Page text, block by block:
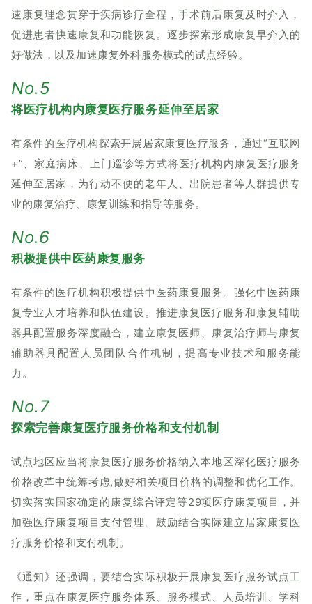
速康复理念贯穿于疾病诊疗全程，手术前后康复及时介入，
促进患者快速康复和功能恢复。逐步探索形成康复早介入的
好做法，以及加速康复外科服务模式的试点经验。
No.5
将医疗机构内康复医疗服务延伸至居家
有条件的医疗机构探索开展居家康复医疗服务，通过“互联网
+”、家庭病床、上门巡诊等方式将医疗机构内康复医疗服务
延伸至居家，为行动不便的老年人、出院患者等人群提供专
业的康复治疗、康复训练和指导等服务。
No.6
积极提供中医药康复服务
有条件的医疗机构积极提供中医药康复服务。强化中医药康
复专业人才培养和队伍建设。推进康复医疗服务和康复辅助
器具配置服务深度融合，建立康复医师、康复治疗师与康复
辅助器具配置人员团队合作机制，提高专业技术和服务能
力。
No.7
探索完善康复医疗服务价格和支付机制
试点地区应当将康复医疗服务价格纳入本地区深化医疗服务
价格改革中统筹考虑,做好相关项目价格的调整和优化工作。
切实落实国家确定的康复综合评定等29项医疗康复项目，并
加强医疗康复项目支付管理。鼓励结合实际建立居家康复医
疗服务价格和支付机制。
《通知》还强调，要结合实际积极开展康复医疗服务试点工
作，重点在康复医疗服务体系、服务模式、人员培训、学科